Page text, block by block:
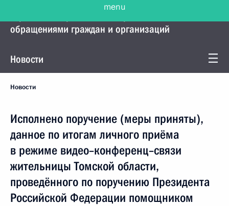
обращениями граждан и организаций
Новости
Новости
Исполнено поручение (меры приняты),
данное по итогам личного приёма
в режиме видео–конференц–связи
жительницы Томской области,
проведённого по поручению Президента
Российской Федерации помощником